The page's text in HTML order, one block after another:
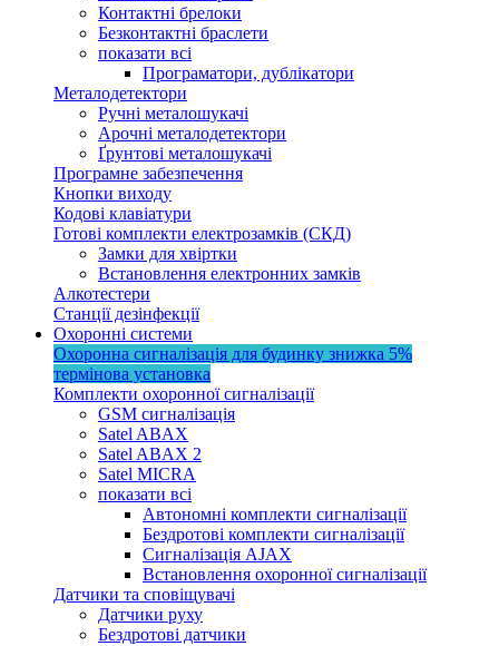
Контактні брелоки
Безконтактні браслети
показати всі
Програматори, дублікатори
Металодетектори
Ручні металошукачі
Арочні металодетектори
Ґрунтові металошукачі
Програмне забезпечення
Кнопки виходу
Кодові клавіатури
Готові комплекти електрозамків (СКД)
Замки для хвіртки
Встановлення електронних замків
Алкотестери
Станції дезінфекції
Охоронні системи
Охоронна сигналізація для будинку знижка 5%
термінова установка
Комплекти охоронної сигналізації
GSM сигналізація
Satel ABAX
Satel ABAX 2
Satel MICRA
показати всі
Автономні комплекти сигналізації
Бездротові комплекти сигналізації
Сигналізація AJAX
Встановлення охоронної сигналізації
Датчики та сповіщувачі
Датчики руху
Бездротові датчики